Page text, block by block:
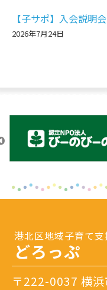
【子サポ】入会説明
2026年7月24日
港北区地域子育て支
どろっぷ
〒222-0037 横